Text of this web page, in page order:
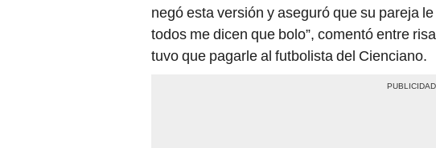
negó esta versión y aseguró que su pareja
todos me dicen que bolo”, comentó entre
tuvo que pagarle al futbolista del Cienciano.